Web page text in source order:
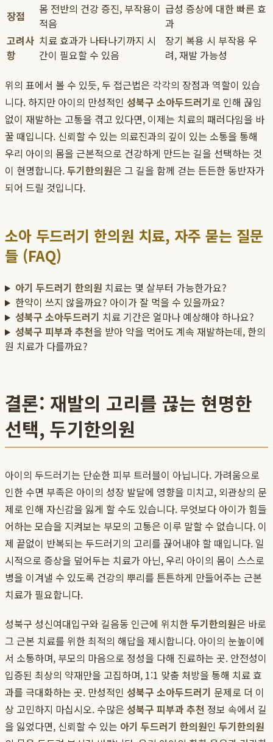
장점
몸 전반의 건강 증진, 부작용이
적음
급성 증상에 대한 빠른 효
과
고려사
항
치료 효과가 나타나기까지 시
간이 필요할 수 있음
장기 복용 시 부작용 우
려, 재발 가능성
위의 표에서 볼 수 있듯, 두 접근법은 각각의 장점과 역할이 있습
니다. 하지만 아이의 만성적인 성북구 소아두드러기로 인해 끊임
없이 재발하는 고통을 겪고 있다면, 이제는 치료의 패러다임을 바
꿀 때입니다. 신뢰할 수 있는 의료진과의 깊이 있는 소통을 통해
우리 아이의 몸을 근본적으로 건강하게 만드는 길을 선택하는 것
이 현명합니다.두기한의원은 그 길을 함께 걷는 든든한 동반자가
되어 드릴 것입니다.
소아 두드러기 한의원 치료, 자주 묻는 질문
들 (FAQ)
아기 두드러기 한의원 치료는 몇 살부터 가능한가요?
한약이 쓰지 않을까요? 아이가 잘 먹을 수 있을까요?
성북구 소아두드러기 치료 기간은 얼마나 예상해야 하나요?
성북구 피부과 추천을 받아 약을 먹어도 계속 재발하는데, 한의
원 치료가 다를까요?
결론: 재발의 고리를 끊는 현명한
선택, 두기한의원
아이의 두드러기는 단순한 피부 트러블이 아닙니다. 가려움으로
인한 수면 부족은 아이의 성장 발달에 영향을 미치고, 외관상의 문
제로 인해 자신감을 잃게 할 수도 있습니다. 무엇보다 아이가 힘들
어하는 모습을 지켜보는 부모의 고통은 이루 말할 수 없습니다. 이
제 끝없이 반복되는 두드러기의 고리를 끊어내야 할 때입니다. 일
시적으로 증상을 덮어두는 치료가 아닌, 우리 아이의 몸이 스스로
병을 이겨낼 수 있도록 건강의 뿌리를 튼튼하게 만들어주는 근본
치료가 필요합니다.
성북구 성신여대입구와 길음동 인근에 위치한두기한의원은 바로
그 근본 치료를 위한 최적의 해답을 제시합니다. 아이의 눈높이에
서 소통하며, 부모의 마음으로 정성을 다해 진료하는 곳. 안전성이
입증된 최상의 약재만을 고집하며, 1:1 맞춤 처방을 통해 치료 효
과를 극대화하는 곳. 만성적인 성북구 소아두드러기 문제로 더 이
상 고민하지 마십시오. 수많은 성북구 피부과 추천 정보 속에서 길
을 잃었다면, 신뢰할 수 있는 아기 두드러기 한의원인 두기한의원